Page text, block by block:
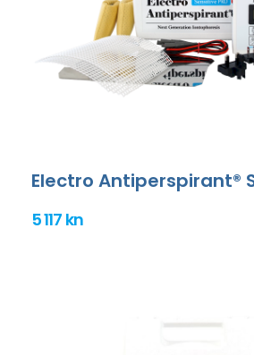
Electro Antiperspirant®
5 117 kn